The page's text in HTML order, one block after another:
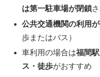
は第一駐車場が閉鎖
公共交通機関の利用
歩またはバス）
車利用の場合は福間
ス・徒歩がおすすめ